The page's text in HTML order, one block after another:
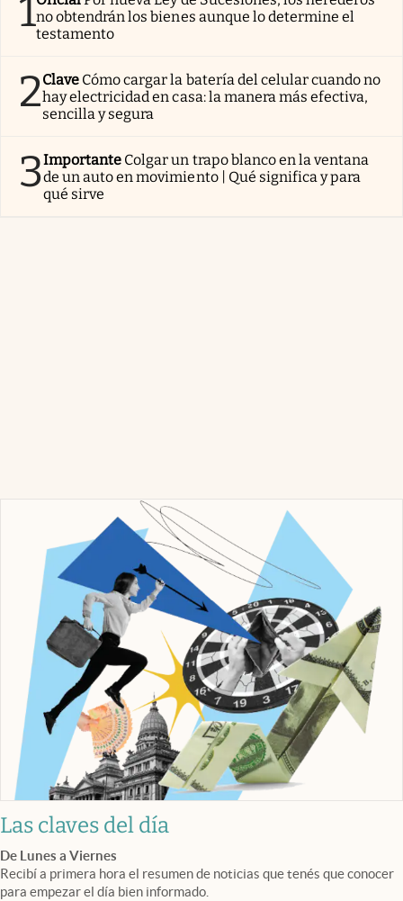
1no obtendrán los bienes aunque lo determine el
testamento
2Clave Cómo cargar la batería del celular cuando no
hay electricidad en casa: la manera más efectiva,
sencilla y segura
3Importante Colgar un trapo blanco en la ventana
de un auto en movimiento | Qué significa y para
qué sirve
Las claves del día
De Lunes a Viernes
Recibí a primera hora el resumen de noticias que tenés que conocer
para empezar el día bien informado.